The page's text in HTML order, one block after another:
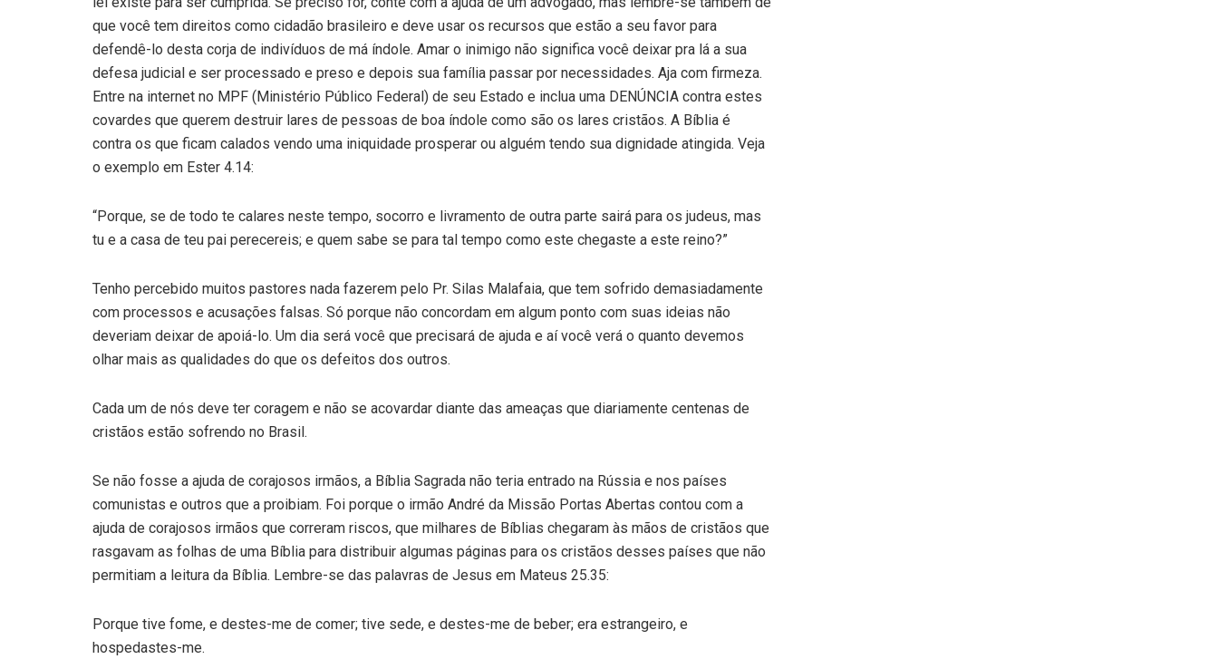
que você tem direitos como cidadão brasileiro e deve usar os recursos que estão a seu favor para
defendê-lo desta corja de indivíduos de má índole. Amar o inimigo não significa você deixar pra lá a sua
defesa judicial e ser processado e preso e depois sua família passar por necessidades. Aja com firmeza.
Entre na internet no MPF (Ministério Público Federal) de seu Estado e inclua uma DENÚNCIA contra estes
covardes que querem destruir lares de pessoas de boa índole como são os lares cristãos. A Bíblia é
contra os que ficam calados vendo uma iniquidade prosperar ou alguém tendo sua dignidade atingida. Veja
o exemplo em Ester 4.14:
“Porque, se de todo te calares neste tempo, socorro e livramento de outra parte sairá para os judeus, mas
tu e a casa de teu pai perecereis; e quem sabe se para tal tempo como este chegaste a este reino?”
Tenho percebido muitos pastores nada fazerem pelo Pr. Silas Malafaia, que tem sofrido demasiadamente
com processos e acusações falsas. Só porque não concordam em algum ponto com suas ideias não
deveriam deixar de apoiá-lo. Um dia será você que precisará de ajuda e aí você verá o quanto devemos
olhar mais as qualidades do que os defeitos dos outros.
Cada um de nós deve ter coragem e não se acovardar diante das ameaças que diariamente centenas de
cristãos estão sofrendo no Brasil.
Se não fosse a ajuda de corajosos irmãos, a Bíblia Sagrada não teria entrado na Rússia e nos países
comunistas e outros que a proibiam. Foi porque o irmão André da Missão Portas Abertas contou com a
ajuda de corajosos irmãos que correram riscos, que milhares de Bíblias chegaram às mãos de cristãos que
rasgavam as folhas de uma Bíblia para distribuir algumas páginas para os cristãos desses países que não
permitiam a leitura da Bíblia. Lembre-se das palavras de Jesus em Mateus 25.35:
Porque tive fome, e destes-me de comer; tive sede, e destes-me de beber; era estrangeiro, e
hospedastes-me.